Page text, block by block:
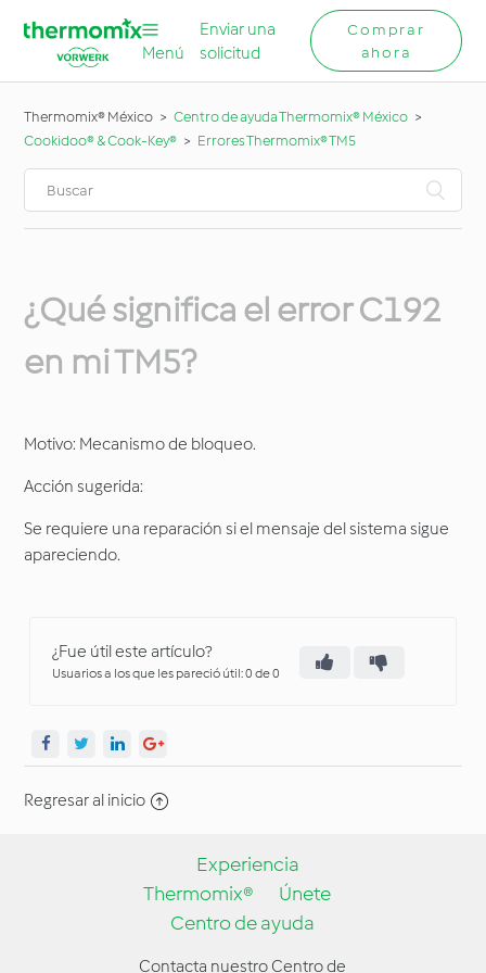
Menú
Enviar una
solicitud
Comprar
ahora
Thermomix® México
Centro de ayuda Thermomix® México
Cookidoo® & Cook-Key®
Errores Thermomix® TM5
¿Qué significa el error C192
en mi TM5?
Motivo: Mecanismo de bloqueo.
Acción sugerida:
Se requiere una reparación si el mensaje del sistema sigue
apareciendo.
¿Fue útil este artículo?
Usuarios a los que les pareció útil: 0 de 0
Regresar al inicio
Experiencia
Thermomix®
Únete
Centro de ayuda
Contacta nuestro Centro de